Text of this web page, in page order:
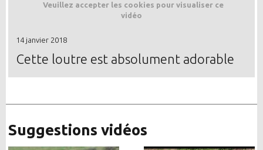
Veuillez accepter les cookies pour visualiser ce
vidéo
14 janvier 2018
Cette loutre est absolument adorable
Suggestions vidéos